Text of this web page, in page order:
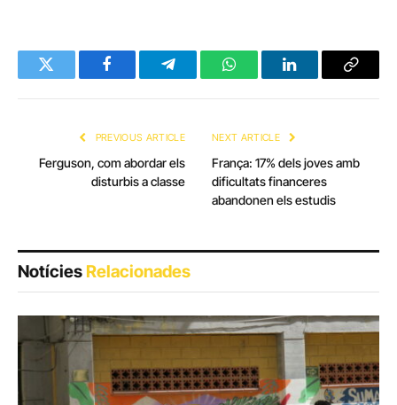
Twitter FacebookTelegramWhatsAppLinkedInCopy
PREVIOUS ARTICLE
Ferguson, com abordar els
disturbis a classe
NEXT ARTICLE
França: 17% dels joves amb
dificultats financeres
abandonen els estudis
NotíciesRelacionades